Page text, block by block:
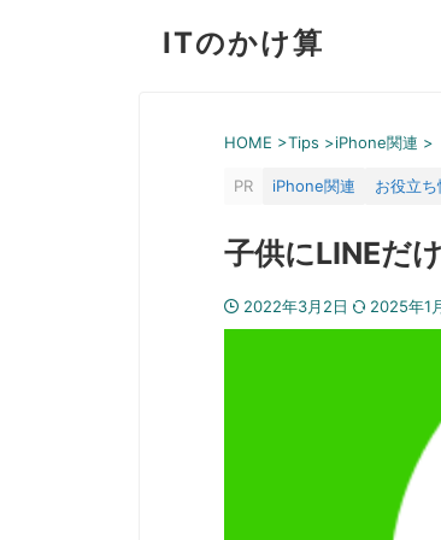
ITのかけ算
HOME >Tips >iPhone関連 >
PR iPhone関連 お役立ち
子供にLINEだ
2022年3月2日 2025年1